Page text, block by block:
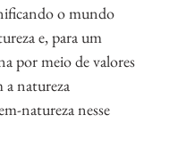
o mundo
e, para um
por meio de valores
a natureza
natureza nesse